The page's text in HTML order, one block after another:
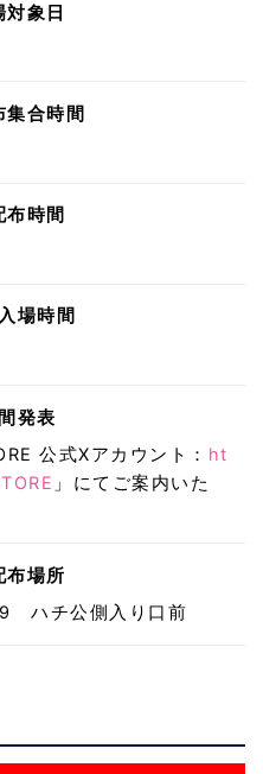
象日
集合時間
布時間
場時間
発表
公式Xアカウント： ht
」にてご案内いた
布場所
ハチ公側入り口前